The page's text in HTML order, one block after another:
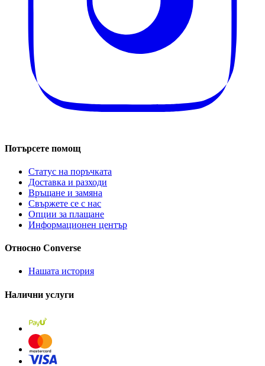
Потърсете помощ
Статус на поръчката
Доставка и разходи
Връщане и замяна
Свържете се с нас
Опции за плащане
Информационен център
Относно Converse
Нашата история
Налични услуги